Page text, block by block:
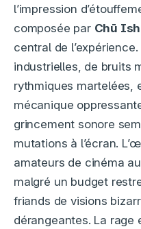
l’impression
composée par Chū
central de
industrielles, de bruits
rythmiques martelées,
mécanique
grincement sonore
mutations à l’écran.
amateurs de cinéma
malgré un budget
friands de visions
dérangeantes. La rage